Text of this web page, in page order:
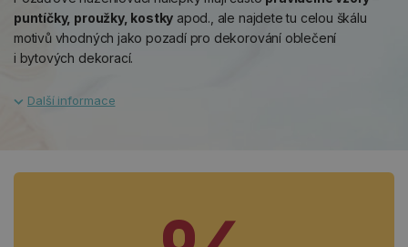
puntíčky, proužky, kostky apod., ale najdete tu celou škálu
motivů vhodných jako pozadí pro dekorování oblečení
i bytových dekorací.